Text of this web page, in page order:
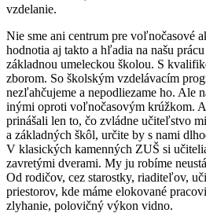
vzdelanie.
Nie sme ani centrum pre voľnočasové
hodnotia aj takto a hľadia na našu
základnou umeleckou školou. S
zborom. So školským vzdelávacím
nezľahčujeme a nepodliezame ho. Ale
inými oproti voľnočasovým krúžkom.
prinášali len to, čo zvládne učiteľstvo
a základných škôl, určite by s nami
V klasických kamenných ZUŠ si
zavretými dverami. My ju robíme
Od rodičov, cez starostky, riaditeľov,
priestorov, kde máme elokované
zlyhanie, polovičný výkon vidno.